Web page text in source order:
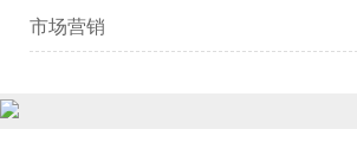
市场营销